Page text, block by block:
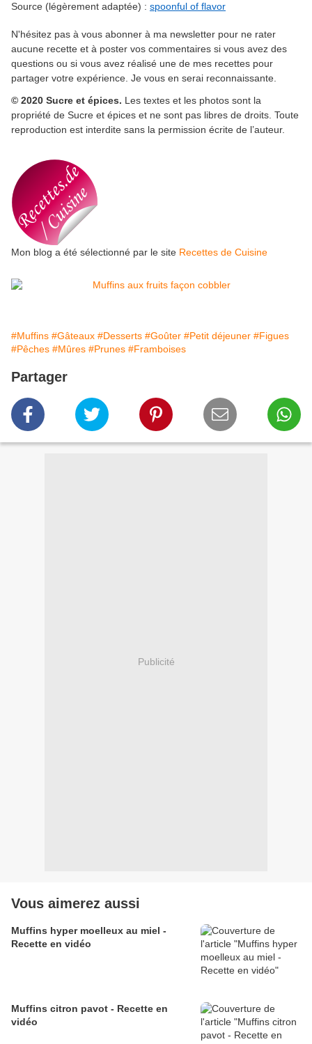
Source (légèrement adaptée) : spoonful of flavor
N'hésitez pas à vous abonner à ma newsletter pour ne rater
aucune recette et à poster vos commentaires si vous avez des
questions ou si vous avez réalisé une de mes recettes pour
partager votre expérience. Je vous en serai reconnaissante.
© 2020 Sucre et épices. Les textes et les photos sont la
propriété de Sucre et épices et ne sont pas libres de droits. Toute
reproduction est interdite sans la permission écrite de l’auteur.
Mon blog a été sélectionné par le site Recettes de Cuisine
#Muffins #Gâteaux #Desserts #Goûter #Petit déjeuner #Figues
#Pêches #Mûres #Prunes #Framboises
Partager
Publicité
Vous aimerez aussi
Muffins hyper moelleux au miel -
Recette en vidéo
Muffins citron pavot - Recette en
vidéo